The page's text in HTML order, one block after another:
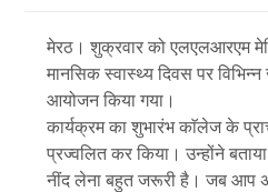
मेरठ। शुक्रवार को एलएलआरएम
मानसिक स्वास्थ्य दिवस पर
आयोजन किया गया।
कार्यक्रम का शुभारंभ काॅलेज के
प्रज्वलित कर किया। उन्होंने
नींद लेना बहुत जरूरी है। जब आप